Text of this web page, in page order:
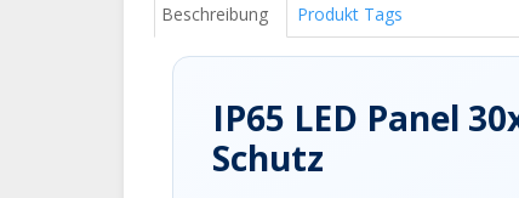
Beschreibung Produkt Tags
IP65 LED Panel
Schutz